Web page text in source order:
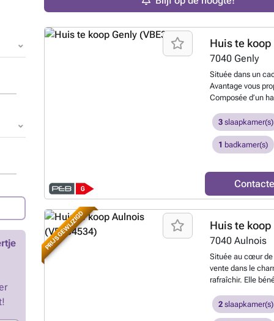
Huis te koop
7040 Genly
Située dans un
Avantage vous
Composée d’un
m², la maison
véranda
espace cuisine à
douche avec
dont une
Cour avant, cave
Pas d’accès à
devants. La
(2019) ainsi que
dispose pas de
3 slaapkamer(s)
1 badkamer(s)
PRIJS GEWIJZIGD Huis te koop
7040 Aulnois
Située au cœur de
vente dans le
rafraîchir. Elle
et sa proximité
maisonnette à
2 slaapkamer(s)